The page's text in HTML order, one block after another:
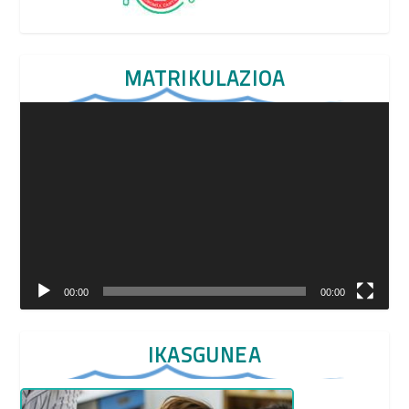
MATRIKULAZIOA
00:00 00:00
IKASGUNEA